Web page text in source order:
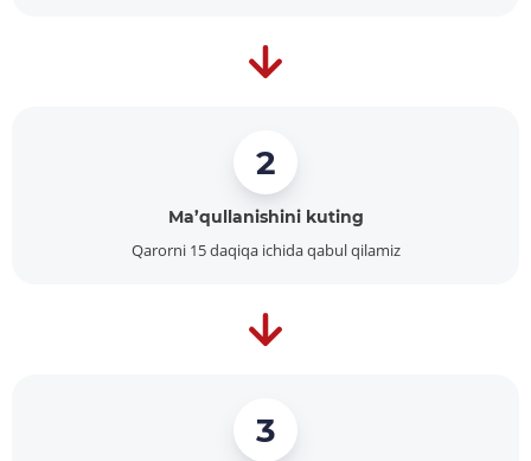
2
Ma’qullanishini kuting
Qarorni 15 daqiqa ichida qabul qilamiz
3